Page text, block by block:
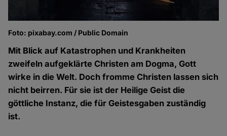
Foto: pixabay.com / Public Domain
Mit Blick auf Katastrophen und Krankheiten
zweifeln aufgeklärte Christen am Dogma, Gott
wirke in die Welt. Doch fromme Christen lassen sich
nicht beirren. Für sie ist der Heilige Geist die
göttliche Instanz, die für Geistesgaben zuständig
ist.